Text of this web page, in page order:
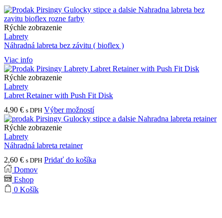
Rýchle zobrazenie
Labrety
Náhradná labreta bez závitu ( bioflex )
Viac info
Rýchle zobrazenie
Labrety
Labret Retainer with Push Fit Disk
4,90 € s DPH Výber možnostíTento
produkt
si
Rýchle zobrazenie
Labrety
Náhradná labreta retainer
2,60 € s DPH Pridať do košíka
Domov
Eshop
0 Košík